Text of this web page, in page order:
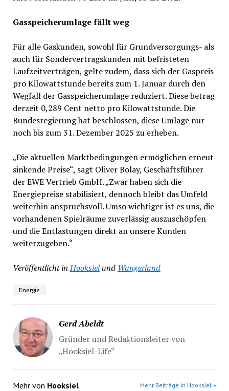
Gasspeicherumlage fällt weg
Für alle Gaskunden, sowohl für Grundversorgungs- als
auch für Sondervertragskunden mit befristeten
Laufzeitverträgen, gelte zudem, dass sich der Gaspreis
pro Kilowattstunde bereits zum 1. Januar durch den
Wegfall der Gasspeicherumlage reduziert. Diese betrag
derzeit 0,289 Cent netto pro Kilowattstunde. Die
Bundesregierung hat beschlossen, diese Umlage nur
noch bis zum 31. Dezember 2025 zu erheben.
„Die aktuellen Marktbedingungen ermöglichen erneut
sinkende Preise“, sagt Oliver Bolay, Geschäftsführer
der EWE Vertrieb GmbH. „Zwar haben sich die
Energiepreise stabilisiert, dennoch bleibt das Umfeld
weiterhin anspruchsvoll. Umso wichtiger ist es uns, die
vorhandenen Spielräume zuverlässig auszuschöpfen
und die Entlastungen direkt an unsere Kunden
weiterzugeben.“
Veröffentlicht in Hooksielund Wangerland
Energie
Gerd Abeldt
Gründer und Redaktionsleiter von
„Hooksiel-Life“
Mehr von Hooksiel Mehr Beiträge in Hooksiel »